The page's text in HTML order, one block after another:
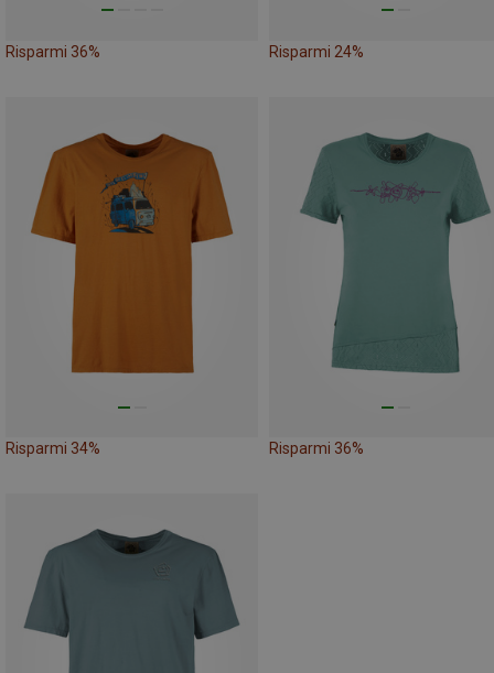
Risparmi 36% Risparmi 24%
Risparmi 34% Risparmi 36%